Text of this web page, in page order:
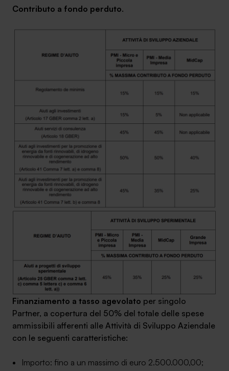
Contributo a fondo perduto.
Finanziamento a tasso agevolato per singolo
Partner, a copertura del 50% del totale delle spese
ammissibili afferenti alle Attività di Sviluppo Aziendale
con le seguenti caratteristiche:
Importo: fino a un massimo di euro 2.500.000,00;